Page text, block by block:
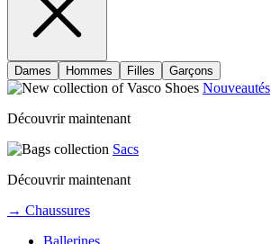
Dames Hommes Filles Garçons
Nouveautés
Découvrir maintenant
Sacs
Découvrir maintenant
→ Chaussures
Ballerines